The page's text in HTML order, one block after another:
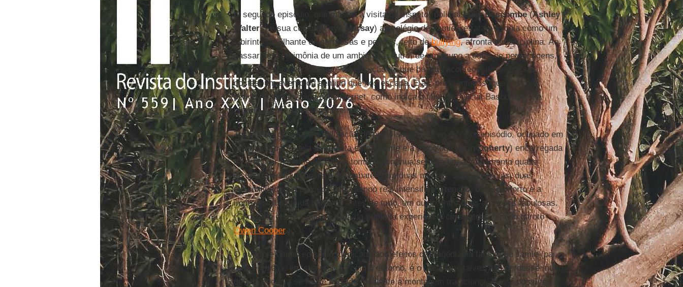
O segundo episódio, que mostra a visita do inspetor policialLuke Bascombe(Ashley
Walters) e sua colega ( Faye Marsay) ao colégio de Jamie, retrata a escola como um
labirinto fervilhante de surpresas e perigos, feito debullying, afronta e indisciplina. Ao
passar sem cerimônia de um ambiente a outro, de um grupo a outro de personagens,
a câmera nos deixa sempre a sensação de que há algo acontecendo às nossas
costas, um evento ou sentido que nos escapa. É ali, pressentimos, que nasce o
perigo, potencializado pela internet, como indica o filho do policial Bascombe, ele
próprio vítima da violência reinante.
Totalmente diversa é a utilização do plano-sequência no terceiro episódio, ocupado em
sua maior parte pela entrevista entre
Jamiee a psicóloga ( Doherty) encarregada
de procurar entendê-lo. Aqui a tomada contínua serve a um adensamento quase
insuportável da atmosfera de embate entre duas mentes, duas vivências, duas
sensibilidades. A percepção do tempo real intensifica a tensão, o desconforto e a
imprevisibilidade da cena. É, antes de tudo, um duelo entre duas atuações fabulosas.
(Chocante é saber que se trata da primeira experiência cinematográfica do garoto
Owen Cooper.)
O quarto e último episódio, dedicado aos efeitos da tragédia na família de Jamie (pai,
mãe e irmã) e em sua relação com o entorno, é o único que talvez não perdesse muito
de sua eficácia se fosse narrado mediante a montagem tradicional. Mas é possível